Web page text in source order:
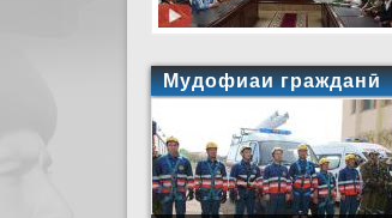
Мудофиаи гражданӣ